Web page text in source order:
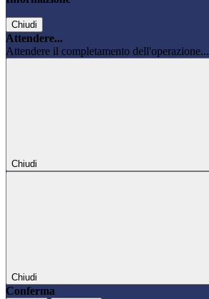
Chiudi
Attendere...
Attendere il completamento dell'operazione...
Chiudi
Chiudi
Conferma